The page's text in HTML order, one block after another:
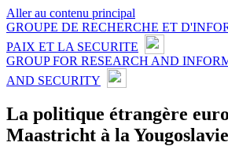
Aller au contenu principal
GROUPE DE RECHERCHE ET
PAIX ET LA SECURITE
GROUP FOR RESEARCH AND
AND SECURITY
La politique étrangère
Maastricht à la Yougoslavie